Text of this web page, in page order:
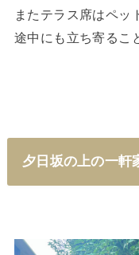
またテラス席はペッ
途中にも立ち寄るこ
夕日坂の上の一軒